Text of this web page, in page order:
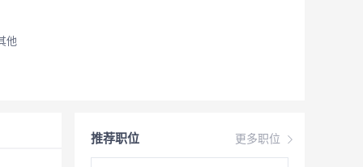
他
更多职位
推荐职位